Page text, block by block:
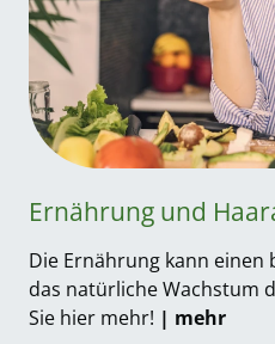
Ernährung und
Die Ernährung kann einen
das natürliche Wachstum
Sie hier mehr! | mehr